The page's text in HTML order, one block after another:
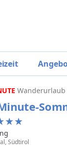
Wanderurlaub
Südtirol